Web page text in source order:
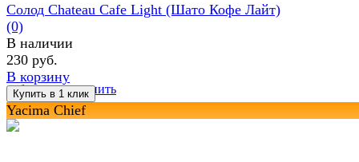
избранное сравнить
Солод Chateau Cafe Light (Шато Кофе Лайт)
(0)
В наличии
230 руб.
В корзину
Yacima Chief